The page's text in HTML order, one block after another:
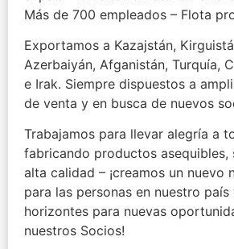
Más de 700 empleados – Flota
Exportamos a Kazajstán,
Azerbaiyán, Afganistán, Turquía,
e Irak. Siempre dispuestos a
de venta y en busca de nuevos
Trabajamos para llevar alegría a
fabricando productos asequibles,
alta calidad – ¡creamos un nuevo
para las personas en nuestro
horizontes para nuevas
nuestros Socios!